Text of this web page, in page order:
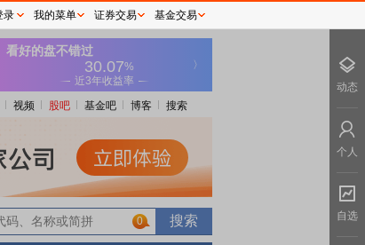
视频 股吧 基金吧 博客 搜索
0
录 我的菜单 证券交易 基金交易
动态
个人
自选